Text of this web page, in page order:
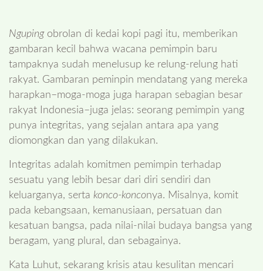
Ngupingobrolan di kedai kopi pagi itu, memberikan
gambaran kecil bahwa wacana pemimpin baru
tampaknya sudah menelusup ke relung-relung hati
rakyat. Gambaran peminpin mendatang yang mereka
harapkan–moga-moga juga harapan sebagian besar
rakyat Indonesia–juga jelas: seorang pemimpin yang
punya integritas, yang sejalan antara apa yang
diomongkan dan yang dilakukan.
Integritas adalah komitmen pemimpin terhadap
sesuatu yang lebih besar dari diri sendiri dan
keluarganya, serta konco-konconya. Misalnya, komit
pada kebangsaan, kemanusiaan, persatuan dan
kesatuan bangsa, pada nilai-nilai budaya bangsa yang
beragam, yang plural, dan sebagainya.
Kata Luhut, sekarang krisis atau kesulitan mencari